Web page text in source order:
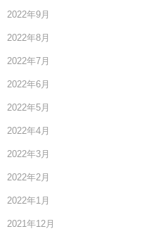
2022年9月
2022年8月
2022年7月
2022年6月
2022年5月
2022年4月
2022年3月
2022年2月
2022年1月
2021年12月